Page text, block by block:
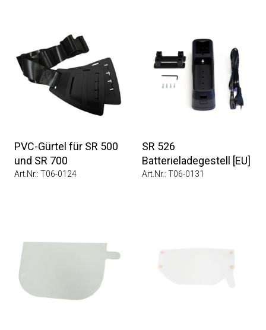
PVC-Gürtel für SR 500
und SR 700
Art.Nr.: T06-0124
SR 526
Batterieladegestell [EU]
Art.Nr.: T06-0131